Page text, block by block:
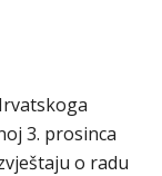
3. prosinca
o radu